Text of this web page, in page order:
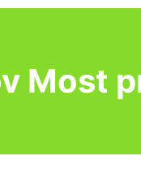
Most